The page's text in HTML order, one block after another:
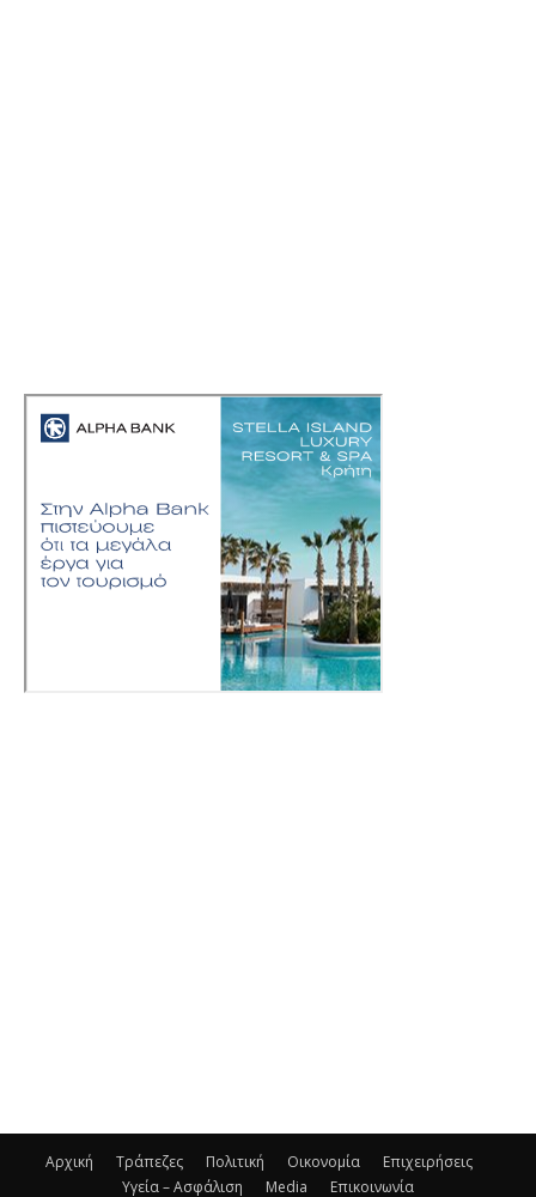
Αρχική Τράπεζες Πολιτική Οικονομία
Επιχειρήσεις
Υγεία – Ασφάλιση
Media Επικοινωνία